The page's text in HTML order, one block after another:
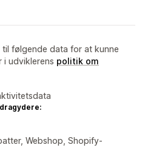
følgende data for at kunne
i udviklerens politik om
Webshop, Shopify-